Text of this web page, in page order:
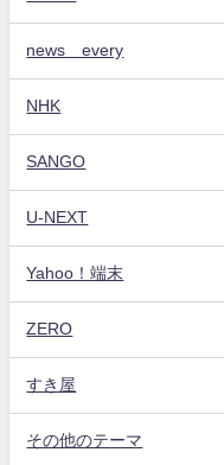
news every
NHK
SANGO
U-NEXT
Yahoo！端末
ZERO
すき屋
その他のテーマ